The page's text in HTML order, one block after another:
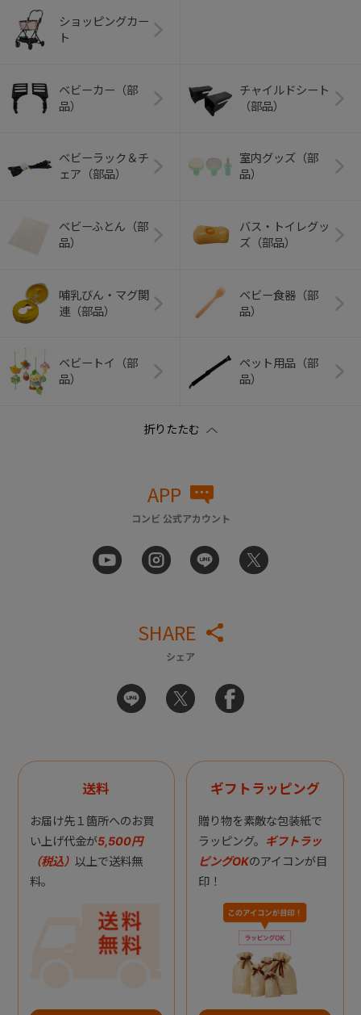
ショッピングカー
ト
ベビーカー（部
品）
チャイルドシート
（部品）
ベビーラック＆チ
ェア（部品）
室内グッズ（部
品）
ベビーふとん（部
品）
バス・トイレグッ
ズ（部品）
哺乳びん・マグ関
連（部品）
ベビー食器（部
品）
ベビートイ（部
品）
ペット用品（部
品）
APP
コンビ 公式アカウント
SHARE
シェア
送料
お届け先１箇所へのお買
い上げ代金が5,500円
（税込） 以上で送料無
料。
ギフトラッピング
贈り物を素敵な包装紙で
ラッピング。 ギフトラッ
ピングOKのアイコンが目
印！